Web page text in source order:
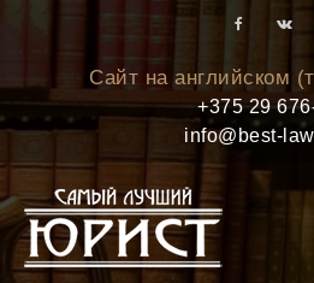
Сайт на английском
+375 29
info@best-